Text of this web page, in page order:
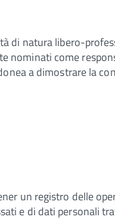
di natura libero-
nominati come
a dimostrare la
un registro delle
e di dati personali